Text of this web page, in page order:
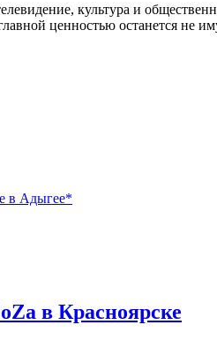
культура и
ценностью останется не
в Адыгее*
в Красноярске